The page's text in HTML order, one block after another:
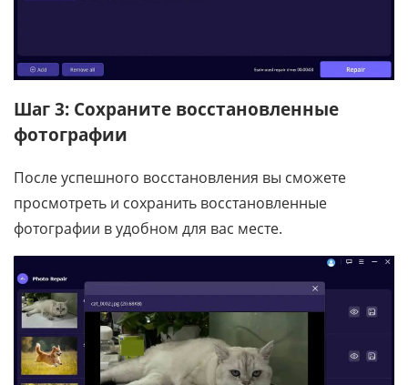
Шаг 3: Сохраните восстановленные
фотографии
После успешного восстановления вы сможете
просмотреть и сохранить восстановленные
фотографии в удобном для вас месте.